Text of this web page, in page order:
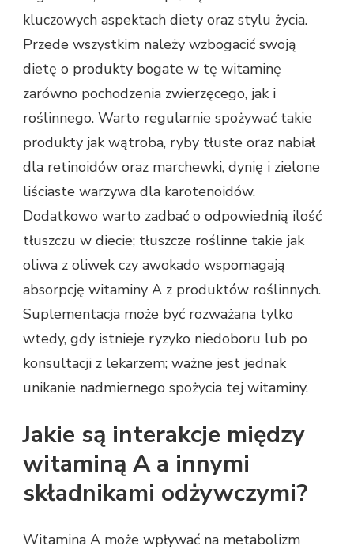
kluczowych aspektach diety oraz stylu życia.
Przede wszystkim należy wzbogacić swoją
dietę o produkty bogate w tę witaminę
zarówno pochodzenia zwierzęcego, jak i
roślinnego. Warto regularnie spożywać takie
produkty jak wątroba, ryby tłuste oraz nabiał
dla retinoidów oraz marchewki, dynię i zielone
liściaste warzywa dla karotenoidów.
Dodatkowo warto zadbać o odpowiednią ilość
tłuszczu w diecie; tłuszcze roślinne takie jak
oliwa z oliwek czy awokado wspomagają
absorpcję witaminy A z produktów roślinnych.
Suplementacja może być rozważana tylko
wtedy, gdy istnieje ryzyko niedoboru lub po
konsultacji z lekarzem; ważne jest jednak
unikanie nadmiernego spożycia tej witaminy.
Jakie są interakcje między
witaminą A a innymi
składnikami odżywczymi?
Witamina A może wpływać na metabolizm